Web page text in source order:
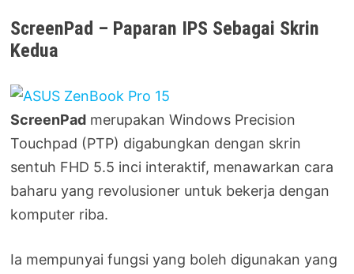
ScreenPad – Paparan IPS Sebagai Skrin
Kedua
ScreenPad merupakan Windows Precision
Touchpad (PTP) digabungkan dengan skrin
sentuh FHD 5.5 inci interaktif, menawarkan cara
baharu yang revolusioner untuk bekerja dengan
komputer riba.
Ia mempunyai fungsi yang boleh digunakan yang